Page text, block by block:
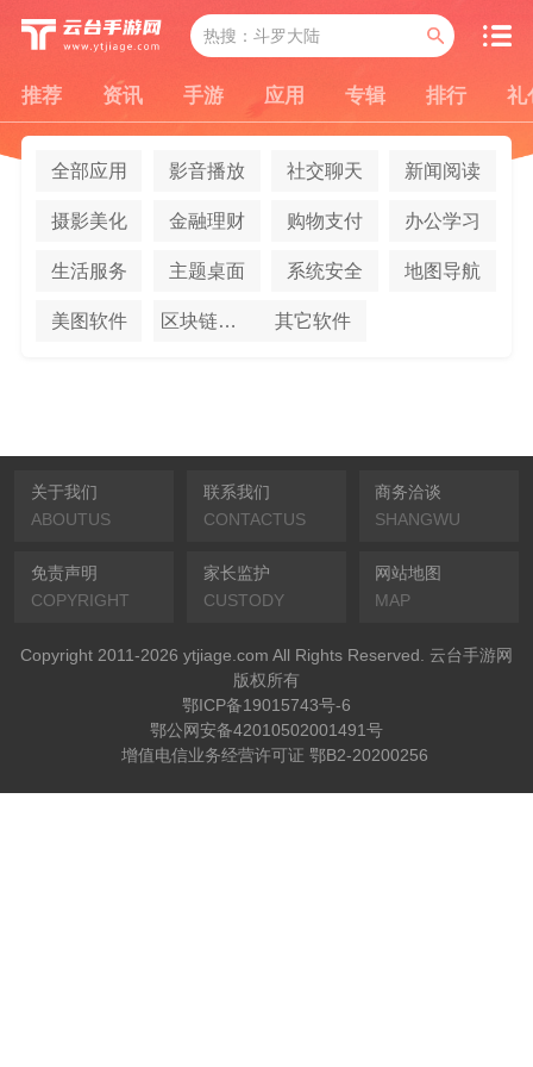
推荐 资讯 手游 应用 专辑 排行 礼
全部应用 影音播放 社交聊天 新闻阅读
摄影美化 金融理财 购物支付 办公学习
生活服务 主题桌面 系统安全 地图导航
美图软件 区块链应用 其它软件
关于我们
ABOUTUS
联系我们
CONTACTUS
商务洽谈
SHANGWU
免责声明
COPYRIGHT
家长监护
CUSTODY
网站地图
MAP
Copyright 2011-2026 ytjiage.com All Rights Reserved. 云台手游网
版权所有
鄂ICP备19015743号-6
鄂公网安备42010502001491号
增值电信业务经营许可证 鄂B2-20200256